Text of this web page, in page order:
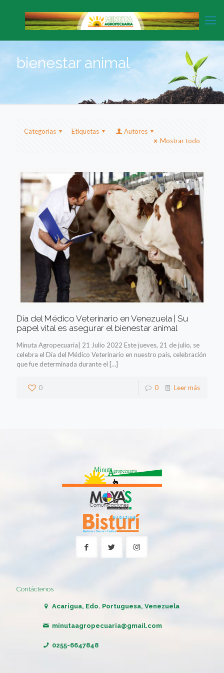
bienestar animal
Categorias Etiquetas
Autores
Mostrar todo
Día del Médico Veterinario en Venezuela | Su
papel vital es asegurar el bienestar animal
Minuta Agropecuaria| 21 Julio 2022 Este jueves, 21 de julio, se
celebra el Día del Médico Veterinario en nuestro país, celebración
que fue determinada durante el […]
0 0 Leer más
Contáctenos
Acarigua, Edo. Portuguesa, Venezuela
minutaagropecuaria@gmail.com
0255-6647848